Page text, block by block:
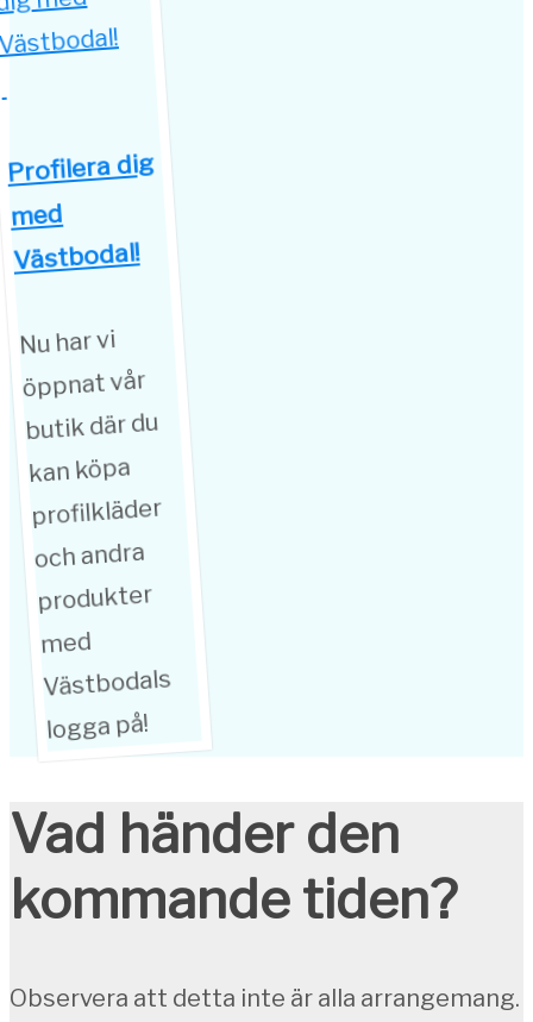
Profilera dig
med
Västbodal!
Nu har vi
öppnat vår
butik där du
kan köpa
profilkläder
och andra
produkter
med
Västbodals
logga på!
Vad händer den
kommande tiden?
Observera att detta inte är alla arrangemang.